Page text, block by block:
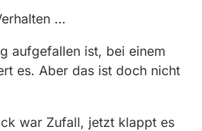
laden” drückst?
…
aufgefallen ist, bei einem
es. Aber das ist doch nicht
war Zufall, jetzt klappt es